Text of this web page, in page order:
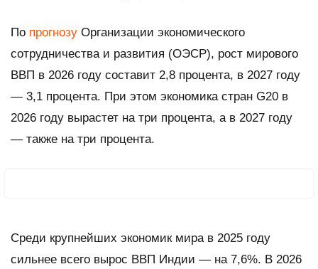
По прогнозу Организации экономического
сотрудничества и развития (ОЭСР), рост мирового
ВВП в 2026 году составит 2,8 процента, в 2027 году
— 3,1 процента. При этом экономика стран G20 в
2026 году вырастет на три процента, а в 2027 году
— также на три процента.
Среди крупнейших экономик мира в 2025 году
сильнее всего вырос ВВП Индии — на 7,6%. В 2026